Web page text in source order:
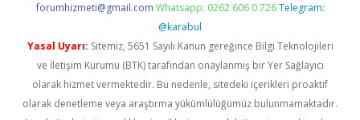
forumhizmeti@gmail.com Whatsapp: 0262 606 0 726 Telegram:
@karabul
Yasal Uyarı: Sitemiz, 5651 Sayılı Kanun gereğince Bilgi Teknolojileri
ve İletişim Kurumu (BTK) tarafından onaylanmış bir Yer Sağlayıcı
olarak hizmet vermektedir. Bu nedenle, sitedeki içerikleri proaktif
olarak denetleme veya araştırma yükümlülüğümüz bulunmamaktadır.